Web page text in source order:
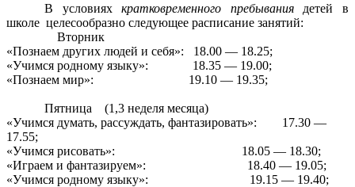
В условияхкратковременного пребывания детей в
школе целесообразно следующее расписание занятий:
Вторник
«Познаем других людей и себя»: 18.00 — 18.25;
«Учимся родному языку»: 18.35 — 19.00;
«Познаем мир»: 19.10 — 19.35;
Пятница (1,3 неделя месяца)
«Учимся думать, рассуждать, фантазировать»: 17.30 —
17.55;
«Учимся рисовать»: 18.05 — 18.30;
«Играем и фантазируем»: 18.40 — 19.05;
«Учимся родному языку»: 19.15 — 19.40;